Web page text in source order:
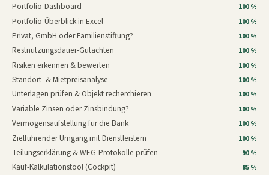
Portfolio-Dashboard 100 %
Portfolio-Überblick in Excel 100 %
Privat, GmbH oder Familienstiftung? 100 %
Restnutzungsdauer-Gutachten 100 %
Risiken erkennen & bewerten 100 %
Standort- & Mietpreisanalyse 100 %
Unterlagen prüfen & Objekt recherchieren 100 %
Variable Zinsen oder Zinsbindung? 100 %
Vermögensaufstellung für die Bank 100 %
Zielführender Umgang mit Dienstleistern 100 %
Teilungserklärung & WEG-Protokolle prüfen 90 %
Kauf-Kalkulationstool (Cockpit) 85 %